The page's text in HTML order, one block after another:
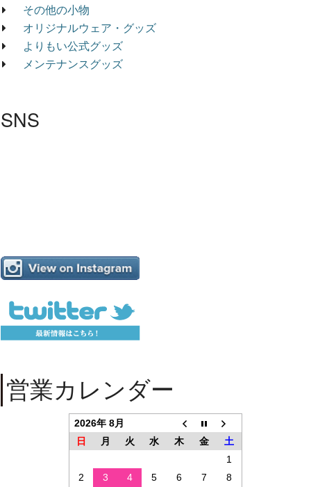
その他の小物
オリジナルウェア・グッズ
よりもい公式グッズ
メンテナンスグッズ
SNS
営業カレンダー
2026年 8月
日
月 火 水 木 金
土
1
2
3 4 5 6 7 8